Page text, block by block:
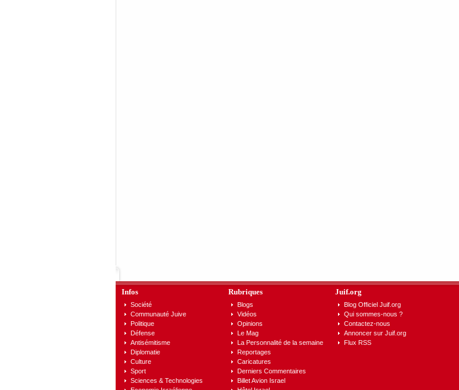
Infos
Société
Communauté Juive
Politique
Défense
Antisémitisme
Diplomatie
Culture
Sport
Sciences & Technologies
Rubriques
Blogs
Vidéos
Opinions
Le Mag
La Personnalité de la semaine
Reportages
Caricatures
Derniers Commentaires
Billet Avion Israel
Juif.org
Blog Officiel Juif.org
Qui sommes-nous ?
Contactez-nous
Annoncer sur Juif.org
Flux RSS